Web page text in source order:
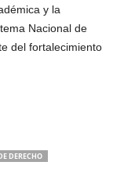
y la
Nacional de
del fortalecimiento
DERECHO